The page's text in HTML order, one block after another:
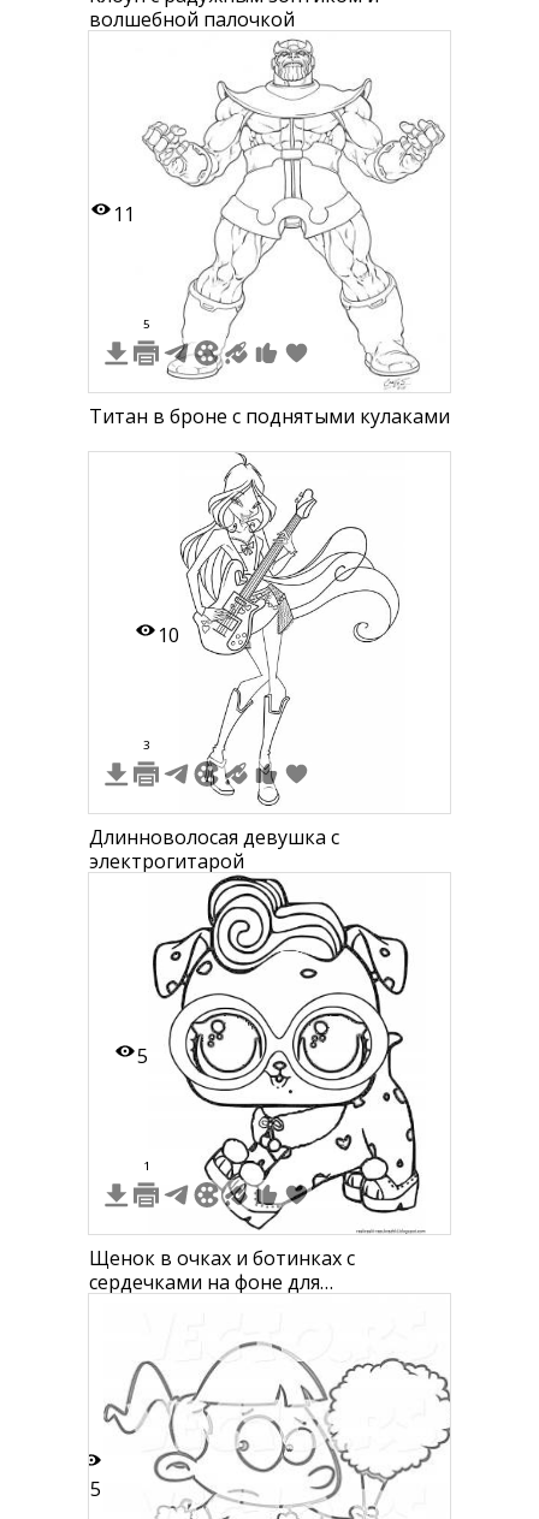
волшебной палочкой
11
5
Титан в броне с поднятыми кулаками
10
3
Длинноволосая девушка с
электрогитарой
5
1
Щенок в очках и ботинках с
сердечками на фоне для
15